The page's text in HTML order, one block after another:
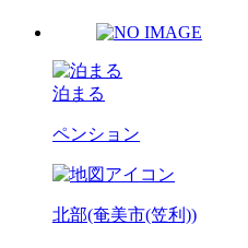
泊まる
ペンション
北部(奄美市(笠利))